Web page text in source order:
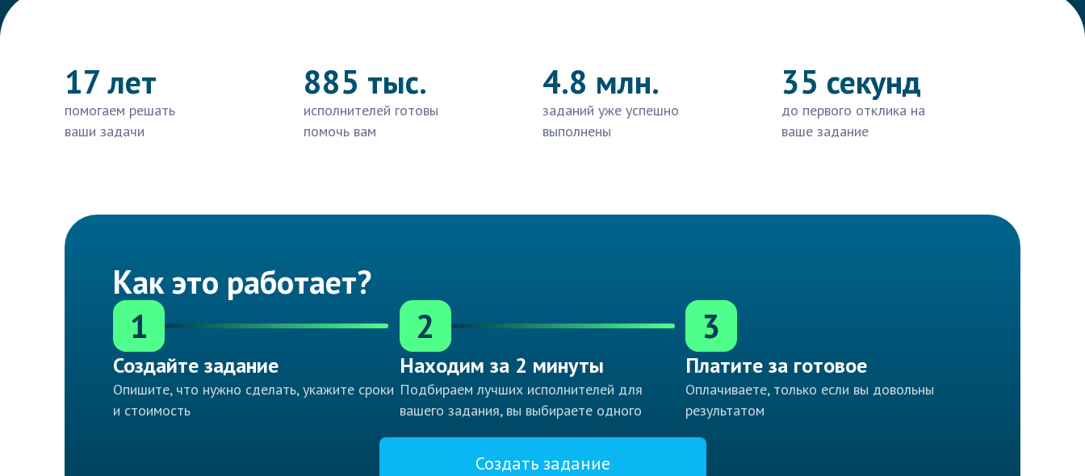
17 лет
помогаем решать
ваши задачи
885 тыс.
исполнителей готовы
помочь вам
4.8 млн.
заданий уже успешно
выполнены
35 секунд
до первого отклика на
ваше задание
Как это работает?
1
Создайте задание
Опишите, что нужно сделать, укажите сроки
и стоимость
2
Находим за 2 минуты
Подбираем лучших исполнителей для
вашего задания, вы выбираете одного
3
Платите за готовое
Оплачиваете, только если вы довольны
результатом
Создать задание